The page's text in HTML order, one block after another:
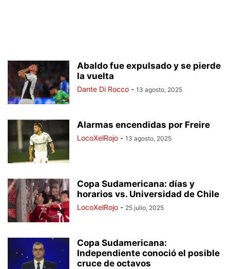
Abaldo fue expulsado y se pierde
la vuelta
Dante Di Rocco - 13 agosto, 2025
Alarmas encendidas por Freire
LocoXelRojo - 13 agosto, 2025
Copa Sudamericana: días y
horarios vs. Universidad de Chile
LocoXelRojo - 25 julio, 2025
Copa Sudamericana:
Independiente conoció el posible
cruce de octavos